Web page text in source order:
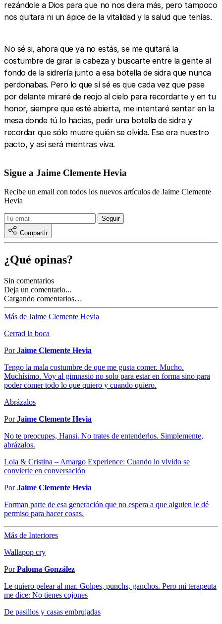
rezándole a Dios para que no nos diera más, pero tampoco
nos quitara ni un ápice de la vitalidad y la salud que tenías.
No sé si, ahora que ya no estás, se me quitará la
costumbre de girar la cabeza y buscarte entre la gente al
fondo de la sidrería junto a esa botella de sidra que nunca
perdonabas. Pero lo que sí sé es que cada vez que pase
por delante miraré de reojo al cielo para recordarte y en tu
honor, siempre que esté abierta, me intentaré sentar en la
mesa donde tú lo hacías, pedir una botella de sidra y
recordar que sólo muere quién se olvida. Ese era nuestro
pacto, y así será mientras viva.
Sigue a Jaime Clemente Hevia
Recibe un email con todos los nuevos artículos de Jaime Clemente
Hevia
Compartir
¿Qué opinas?
Sin comentarios
Deja un comentario...
Cargando comentarios…
Más de Jaime Clemente Hevia
Cerrad la boca
PorJaime Clemente Hevia
Tengo la mala costumbre de que me gusta comer. Mucho.
Muchísimo. Voy al gimnasio no solo para estar en forma sino para
poder comer todo lo que quiero y cuando quiero.
Abrázalos
PorJaime Clemente Hevia
No te preocupes, Hansi. No trates de entenderlos. Simplemente,
abrázalos.
Lola & Cristina – Amargo Experience: Cuando lo vivido se
convierte en conversación
PorJaime Clemente Hevia
Forman parte de esa generación que no espera a que alguien le dé
permiso para hacer cosas.
Más de Interiores
Wallapop cry
PorPaloma González
Le quiero pelear al mar. Golpes, punchs, ganchos. Pero mi terapeuta
me dice: No tienes cojones
De pasillos y casas embrujadas